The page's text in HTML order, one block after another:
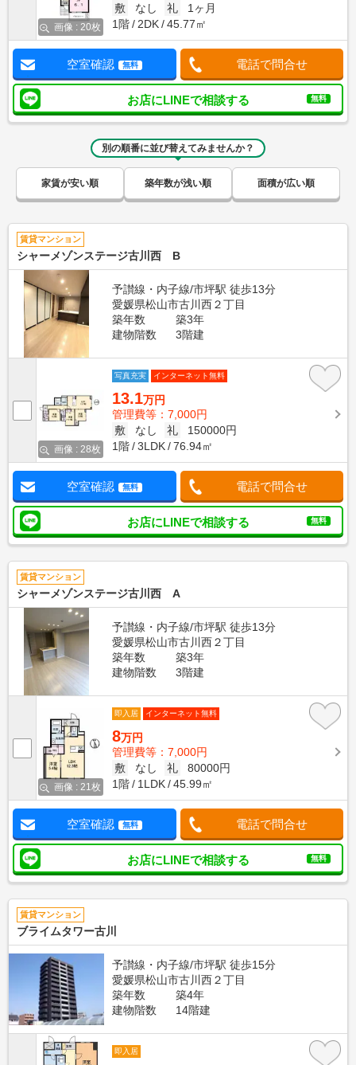
画像 : 20枚
敷
なし 礼
1ヶ月
1階
2DK 45.77㎡
空室確認 無料 電話で問合せ
お店にLINEで相談する 無料
別の順番に並び替えてみませんか？
家賃が安い順 築年数が浅い順 面積が広い順
賃貸マンション
シャーメゾンステージ古川西 B
予讃線・内子線/市坪駅 徒歩13分
愛媛県松山市古川西２丁目
築年数
築3年
建物階数
3階建
画像 : 28枚
写真充実 インターネット無料
13.1万円
管理費等：7,000円
敷
なし 礼
150000円
1階
3LDK 76.94㎡
空室確認 無料 電話で問合せ
お店にLINEで相談する 無料
賃貸マンション
シャーメゾンステージ古川西 A
予讃線・内子線/市坪駅 徒歩13分
愛媛県松山市古川西２丁目
築年数
築3年
建物階数
3階建
画像 : 21枚
即入居 インターネット無料
8万円
管理費等：7,000円
敷
なし 礼
80000円
1階
1LDK 45.99㎡
空室確認 無料 電話で問合せ
お店にLINEで相談する 無料
賃貸マンション
ブライムタワー古川
予讃線・内子線/市坪駅 徒歩15分
愛媛県松山市古川西２丁目
築年数
築4年
建物階数
14階建
即入居